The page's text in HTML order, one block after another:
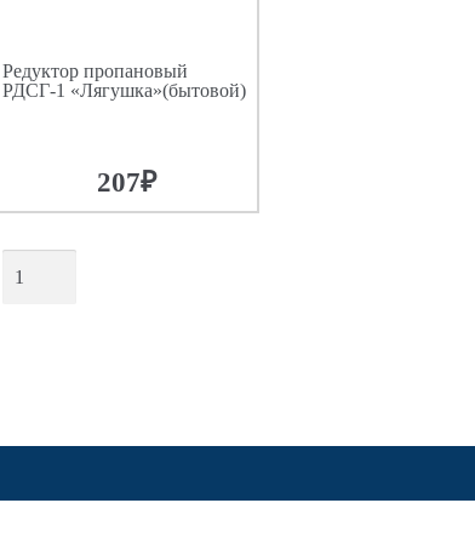
Редуктор пропановый
РДСГ-1 «Лягушка»(бытовой)
207₽